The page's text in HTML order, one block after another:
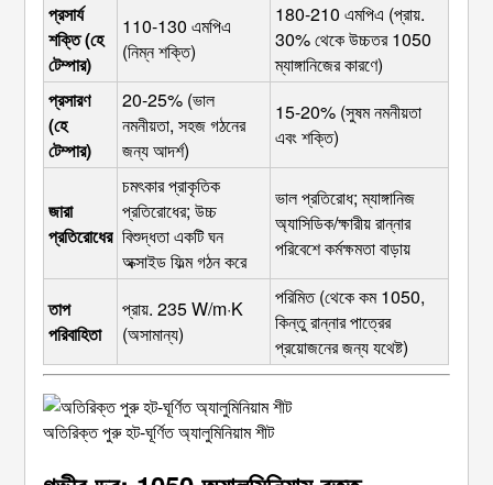
প্রসার্য
শক্তি (হে
টেম্পার)
110-130 এমপিএ
(নিম্ন শক্তি)
180-210 এমপিএ (প্রায়.
30% থেকে উচ্চতর 1050
ম্যাঙ্গানিজের কারণে)
প্রসারণ
(হে
টেম্পার)
20-25% (ভাল
নমনীয়তা, সহজ গঠনের
জন্য আদর্শ)
15-20% (সুষম নমনীয়তা
এবং শক্তি)
জারা
প্রতিরোধের
চমৎকার প্রাকৃতিক
প্রতিরোধের; উচ্চ
বিশুদ্ধতা একটি ঘন
অক্সাইড ফিল্ম গঠন করে
ভাল প্রতিরোধ; ম্যাঙ্গানিজ
অ্যাসিডিক/ক্ষারীয় রান্নার
পরিবেশে কর্মক্ষমতা বাড়ায়
তাপ
পরিবাহিতা
প্রায়. 235 W/m·K
(অসামান্য)
পরিমিত (থেকে কম 1050,
কিন্তু রান্নার পাত্রের
প্রয়োজনের জন্য যথেষ্ট)
অতিরিক্ত পুরু হট-ঘূর্ণিত অ্যালুমিনিয়াম শীট